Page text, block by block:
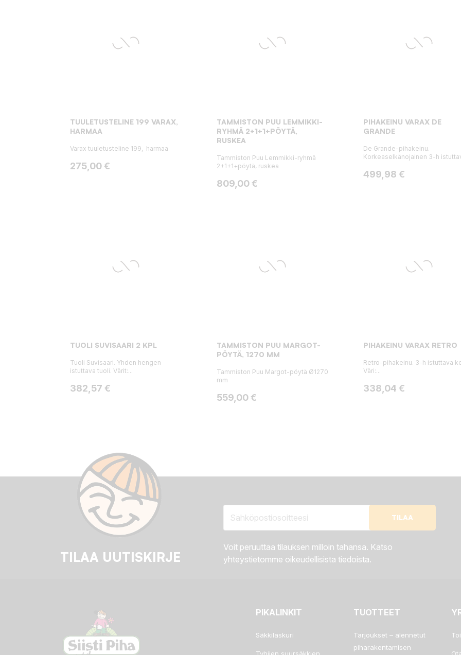
TUULETUSTELINE 199 VARAX,
HARMAA
Varax tuuletusteline 199, harmaa
Hinta
275,00 €
TAMMISTON PUU LEMMIKKI-
RYHMÄ 2+1+1+PÖYTÄ,
RUSKEA
Tammiston Puu Lemmikki-ryhmä
2+1+1+pöytä, ruskea
Hinta
809,00 €
PIHAKEINU VARAX DE
GRANDE
De Grande-pihakeinu.
Korkeaselkänojainen 3-h
Hinta
499,98 €
TUOLI SUVISAARI 2 KPL
Tuoli Suvisaari. Yhden hengen
istuttava tuoli. Värit:...
Hinta
382,57 €
TAMMISTON PUU MARGOT-
PÖYTÄ, 1270 MM
Tammiston Puu Margot-pöytä Ø1270
mm
Hinta
559,00 €
PIHAKEINU VARAX RETRO
Retro-pihakeinu. 3-h istuttava
Väri:...
Hinta
338,04 €
TILAA UUTISKIRJE
Voit peruuttaa tilauksen milloin tahansa. Katso
yhteystietomme oikeudellisista tiedoista.
PIKALINKIT
Säkkilaskuri
TUOTTEET
Tarjoukset – alennetut
piharakentamisen